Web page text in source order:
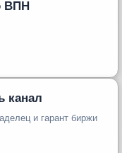
ВПН
канал
и гарант биржи